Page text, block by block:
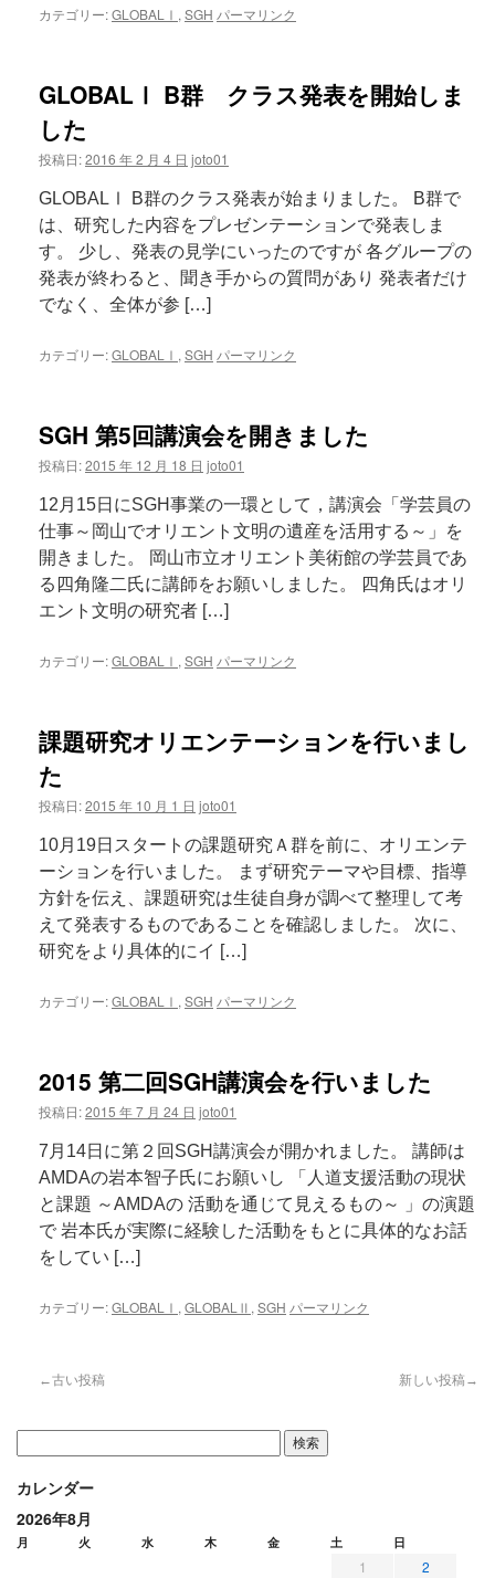
カテゴリー:GLOBALⅠ , SGH パーマリンク
GLOBALⅠ B群 クラス発表を開始しま
した
投稿日:2016 年 2 月 4 日 joto01
GLOBALⅠ B群のクラス発表が始まりました。 B群で
は、研究した内容をプレゼンテーションで発表しま
す。 少し、発表の見学にいったのですが 各グループの
発表が終わると、聞き手からの質問があり 発表者だけ
でなく、全体が参 […]
カテゴリー:GLOBALⅠ , SGH パーマリンク
SGH 第5回講演会を開きました
投稿日:2015 年 12 月 18 日 joto01
12月15日にSGH事業の一環として，講演会「学芸員の
仕事～岡山でオリエント文明の遺産を活用する～」を
開きました。 岡山市立オリエント美術館の学芸員であ
る四角隆二氏に講師をお願いしました。 四角氏はオリ
エント文明の研究者 […]
カテゴリー:GLOBALⅠ , SGH パーマリンク
課題研究オリエンテーションを行いまし
た
投稿日:2015 年 10 月 1 日 joto01
10月19日スタートの課題研究Ａ群を前に、オリエンテ
ーションを行いました。 まず研究テーマや目標、指導
方針を伝え、課題研究は生徒自身が調べて整理して考
えて発表するものであることを確認しました。 次に、
研究をより具体的にイ […]
カテゴリー:GLOBALⅠ , SGH パーマリンク
2015 第二回SGH講演会を行いました
投稿日:2015 年 7 月 24 日 joto01
7月14日に第２回SGH講演会が開かれました。 講師は
AMDAの岩本智子氏にお願いし 「人道支援活動の現状
と課題 ～AMDAの 活動を通じて見えるもの～ 」の演題
で 岩本氏が実際に経験した活動をもとに具体的なお話
をしてい […]
カテゴリー:GLOBALⅠ , GLOBALⅡ , SGH パーマリンク
←古い投稿 新しい投稿→
カレンダー
2026年8月
月 火 水 木 金 土 日
1
2